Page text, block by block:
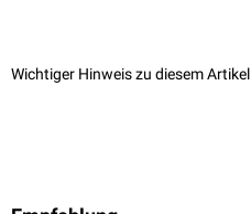
Wichtiger Hinweis zu diesem Artikel